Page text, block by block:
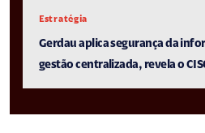
Estratégia
Gerdau aplica segurança da
gestão centralizada, revela o